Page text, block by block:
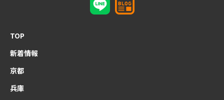
TOP
新着情報
京都
兵庫